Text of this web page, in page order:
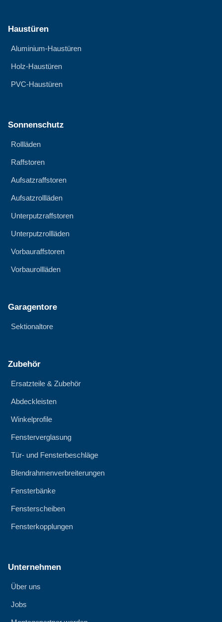
Haustüren
Aluminium-Haustüren
Holz-Haustüren
PVC-Haustüren
Sonnenschutz
Rollläden
Raffstoren
Aufsatzraffstoren
Aufsatzrollläden
Unterputzraffstoren
Unterputzrollläden
Vorbauraffstoren
Vorbaurollläden
Garagentore
Sektionaltore
Zubehör
Ersatzteile & Zubehör
Abdeckleisten
Winkelprofile
Fensterverglasung
Tür- und Fensterbeschläge
Blendrahmenverbreiterungen
Fensterbänke
Fensterscheiben
Fensterkopplungen
Unternehmen
Über uns
Jobs